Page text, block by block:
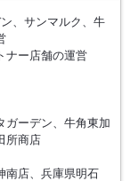
、サンマルク、牛
ナー店舗の運営
ガーデン、牛角東加
所商店
南店、兵庫県明石